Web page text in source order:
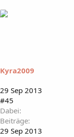
Kyra2009
29 Sep 2013
#45
Dabei
Beiträge
29 Sep 2013